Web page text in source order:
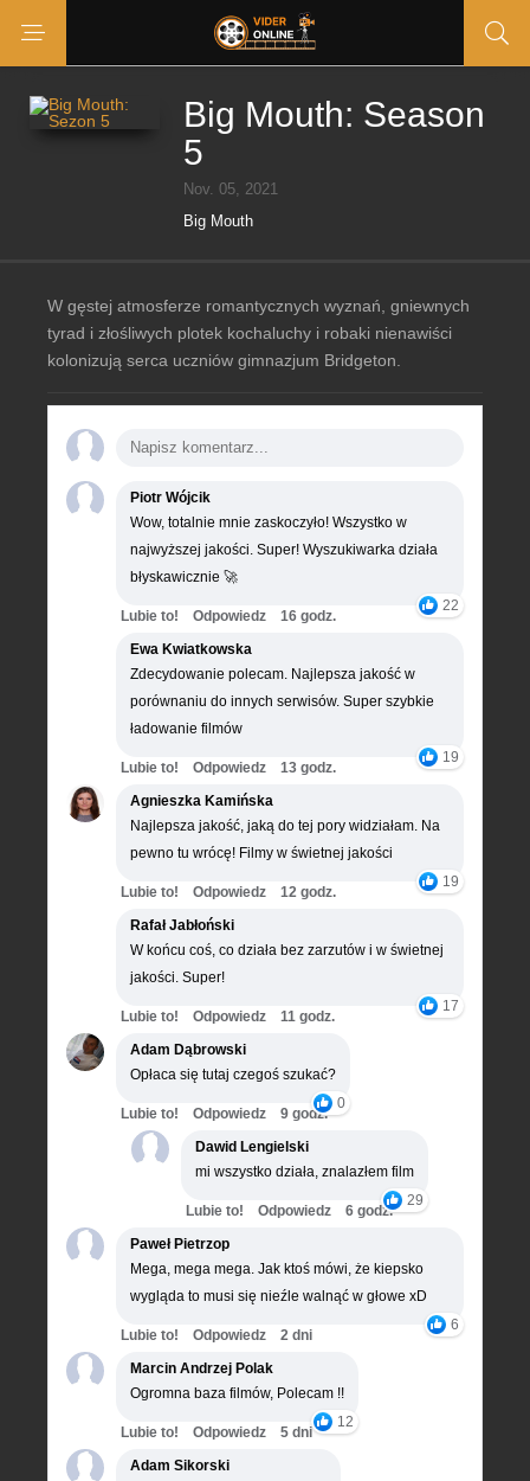
Big Mouth: Season
5
Nov. 05, 2021
Big Mouth
W gęstej atmosferze romantycznych wyznań, gniewnych
tyrad i złośliwych plotek kochaluchy i robaki nienawiści
kolonizują serca uczniów gimnazjum Bridgeton.
Piotr Wójcik
Wow, totalnie mnie zaskoczyło! Wszystko w
najwyższej jakości. Super! Wyszukiwarka działa
błyskawicznie 🚀
22
Lubie to! Odpowiedz
16 godz.
Ewa Kwiatkowska
Zdecydowanie polecam. Najlepsza jakość w
porównaniu do innych serwisów. Super szybkie
ładowanie filmów
19
Lubie to! Odpowiedz
13 godz.
Agnieszka Kamińska
Najlepsza jakość, jaką do tej pory widziałam. Na
pewno tu wrócę! Filmy w świetnej jakości
19
Lubie to! Odpowiedz
12 godz.
Rafał Jabłoński
W końcu coś, co działa bez zarzutów i w świetnej
jakości. Super!
17
Lubie to! Odpowiedz
11 godz.
Adam Dąbrowski
Opłaca się tutaj czegoś szukać?
0
Lubie to! Odpowiedz
9 godz.
Dawid Lengielski
mi wszystko działa, znalazłem film
29
Lubie to! Odpowiedz
6 godz.
Paweł Pietrzop
Mega, mega mega. Jak ktoś mówi, że kiepsko
wygląda to musi się nieźle walnąć w głowe xD
6
Lubie to! Odpowiedz
2 dni
Marcin Andrzej Polak
Ogromna baza filmów, Polecam !!
12
Lubie to! Odpowiedz
5 dni
Adam Sikorski